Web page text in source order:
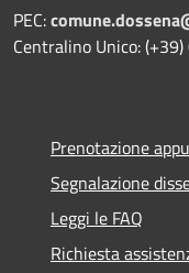
PEC:
Centralino Unico:
Prenotazione
Segnalazione
Leggi le FAQ
Richiesta